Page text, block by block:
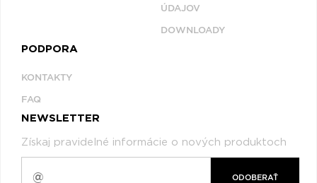
ÚDAJOV
DOWNLOADY
PODPORA
KONTAKTY
FAQ
NEWSLETTER
Získaj pravidelné informácie o nových produktoch
ODOBERAŤ